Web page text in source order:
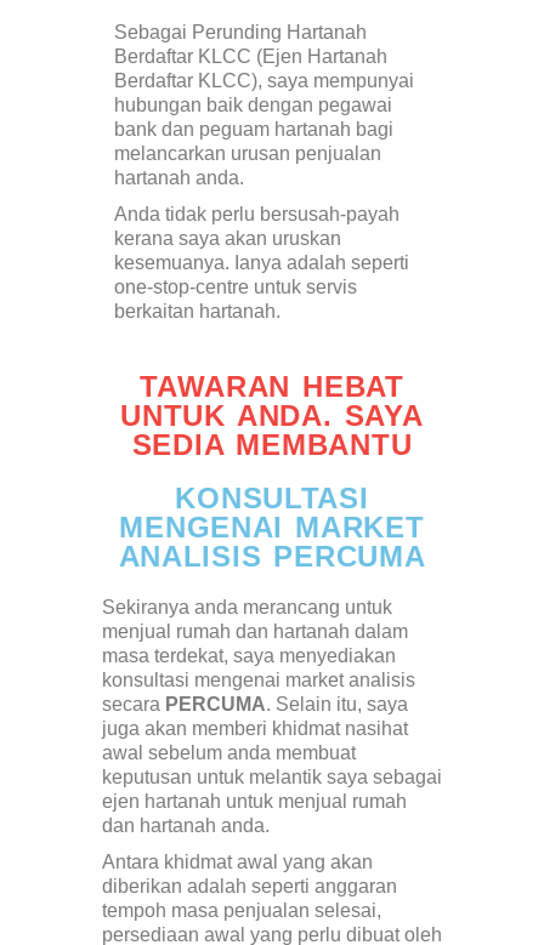
Sebagai Perunding Hartanah
Berdaftar KLCC (Ejen Hartanah
Berdaftar KLCC), saya mempunyai
hubungan baik dengan pegawai
bank dan peguam hartanah bagi
melancarkan urusan penjualan
hartanah anda.
Anda tidak perlu bersusah-payah
kerana saya akan uruskan
kesemuanya. Ianya adalah seperti
one-stop-centre untuk servis
berkaitan hartanah.
TAWARAN HEBAT
UNTUK ANDA. SAYA
SEDIA MEMBANTU
KONSULTASI
MENGENAI MARKET
ANALISIS PERCUMA
Sekiranya anda merancang untuk
menjual rumah dan hartanah dalam
masa terdekat, saya menyediakan
konsultasi mengenai market analisis
secara PERCUMA. Selain itu, saya
juga akan memberi khidmat nasihat
awal sebelum anda membuat
keputusan untuk melantik saya sebagai
ejen hartanah untuk menjual rumah
dan hartanah anda.
Antara khidmat awal yang akan
diberikan adalah seperti anggaran
tempoh masa penjualan selesai,
persediaan awal yang perlu dibuat oleh